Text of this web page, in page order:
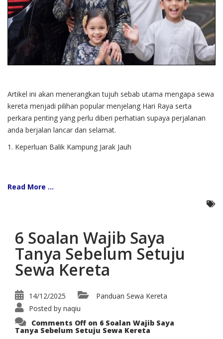
Artikel ini akan menerangkan tujuh sebab utama mengapa sewa
kereta menjadi pilihan popular menjelang Hari Raya serta
perkara penting yang perlu diberi perhatian supaya perjalanan
anda berjalan lancar dan selamat.
1. Keperluan Balik Kampung Jarak Jauh
Read More ...
6 Soalan Wajib Saya
Tanya Sebelum Setuju
Sewa Kereta
14/12/2025
Panduan Sewa Kereta
Posted by naqiu
Comments Off on 6 Soalan Wajib Saya
Tanya Sebelum Setuju Sewa Kereta